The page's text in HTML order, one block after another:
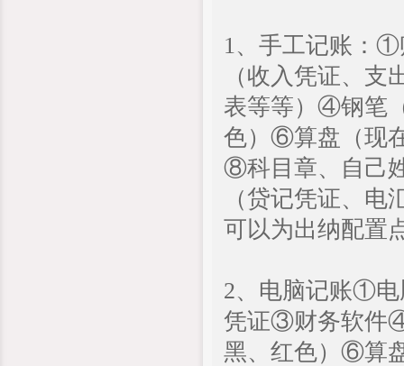
1、手工记账：
（收入凭证、
表等等）④钢笔
色）⑥算盘（现
⑧科目章、自己
（贷记凭证、
可以为出纳配置
2、电脑记账①
凭证③财务软件
黑、红色）⑥算